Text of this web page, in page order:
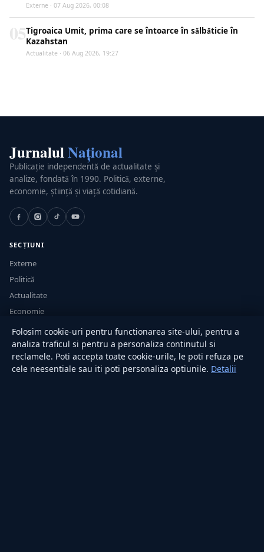
Externe · 07 Aug 2026, 00:08
Tigroaica Umit, prima care se întoarce în sălbăticie în
Kazahstan
Actualitate · 06 Aug 2026, 19:27
JurnalulNațional
Publicație independentă de actualitate și
analize, fondată în 1990. Politică, externe,
economie, știință și viață cotidiană.
SECȚIUNI
Externe
Politică
Actualitate
Economie
Sănătate
Utile
RUBRICI
Folosim cookie-uri pentru functionarea site-ului, pentru a
analiza traficul si pentru a personaliza continutul si
reclamele. Poti accepta toate cookie-urile, le poti refuza pe
cele neesentiale sau iti poti personaliza optiunile. Detalii